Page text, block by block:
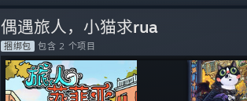
偶遇旅人，小猫求rua
捆绑包 包含 2 个项目